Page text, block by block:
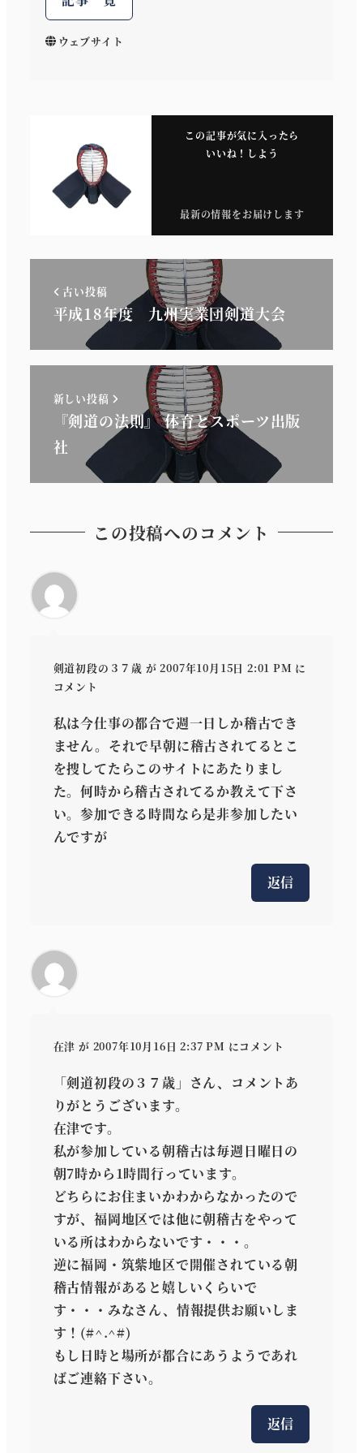
ウェブサイト
この記事が気に入ったら
いいね！しよう
最新の情報をお届けします
古い投稿
平成18年度 九州実業団剣道大会
新しい投稿
『剣道の法則』 体育とスポーツ出版
社
この投稿へのコメント
剣道初段の３７歳 が 2007年10月15日 2:01 PM に
コメント
私は今仕事の都合で週一日しか稽古でき
ません。それで早朝に稽古されてるとこ
を捜してたらこのサイトにあたりまし
た。何時から稽古されてるか教えて下さ
い。参加できる時間なら是非参加したい
んですが
返信
在津 が 2007年10月16日 2:37 PM にコメント
「剣道初段の３７歳」さん、コメントあ
りがとうございます。
在津です。
私が参加している朝稽古は毎週日曜日の
朝7時から1時間行っています。
どちらにお住まいかわからなかったので
すが、福岡地区では他に朝稽古をやって
いる所はわからないです・・・。
逆に福岡・筑紫地区で開催されている朝
稽古情報があると嬉しいくらいで
す・・・みなさん、情報提供お願いしま
す！(#^.^#)
もし日時と場所が都合にあうようであれ
ばご連絡下さい。
返信